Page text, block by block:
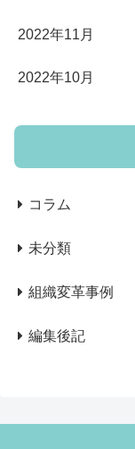
2022年11月
2022年10月
コラム
未分類
組織変革事例
編集後記